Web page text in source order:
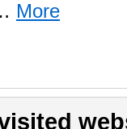
More